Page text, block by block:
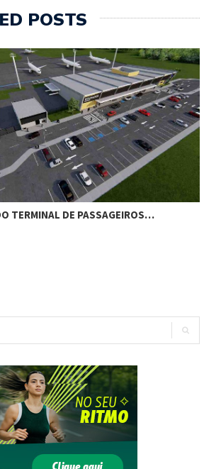
POSTS
TERMINAL DE PASSAGEIROS…